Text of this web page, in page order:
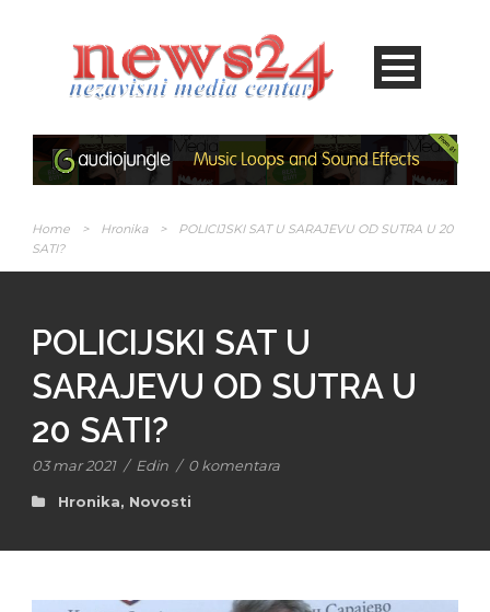
Home > Hronika >
POLICIJSKI SAT U SARAJEVU OD SUTRA U 20
SATI?
POLICIJSKI SAT U
SARAJEVU OD SUTRA U
20 SATI?
03 mar 2021 / Edin / 0 komentara
Hronika, Novosti